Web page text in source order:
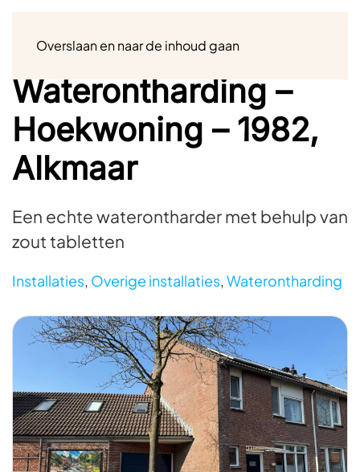
Overslaan en naar de inhoud gaan
Waterontharding –
Hoekwoning – 1982,
Alkmaar
Een echte waterontharder met behulp van
zout tabletten
Installaties, Overige installaties,Waterontharding